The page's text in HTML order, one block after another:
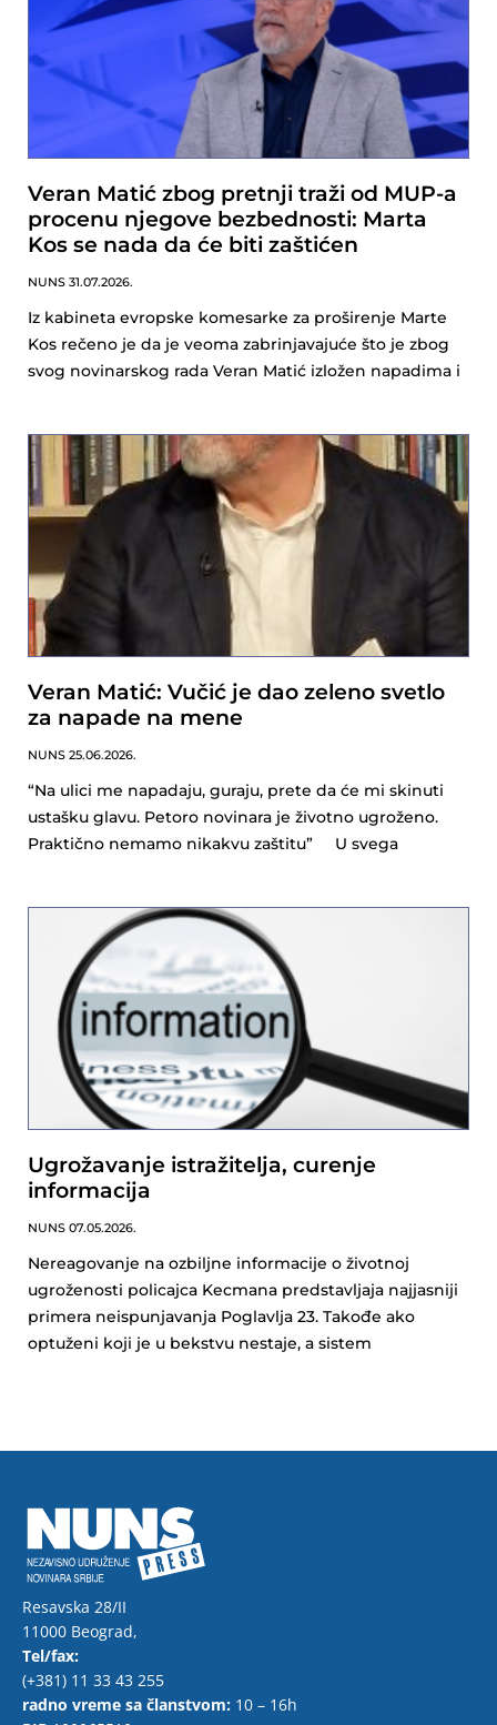
Veran Matić zbog pretnji traži od MUP-a
procenu njegove bezbednosti: Marta
Kos se nada da će biti zaštićen
NUNS 31.07.2026.
Iz kabineta evropske komesarke za proširenje Marte
Kos rečeno je da je veoma zabrinjavajuće što je zbog
svog novinarskog rada Veran Matić izložen napadima i
Veran Matić: Vučić je dao zeleno svetlo
za napade na mene
NUNS 25.06.2026.
“Na ulici me napadaju, guraju, prete da će mi skinuti
ustašku glavu. Petoro novinara je životno ugroženo.
Praktično nemamo nikakvu zaštitu” U svega
Ugrožavanje istražitelja, curenje
informacija
NUNS 07.05.2026.
Nereagovanje na ozbiljne informacije o životnoj
ugroženosti policajca Kecmana predstavljaja najjasniji
primera neispunjavanja Poglavlja 23. Takođe ako
optuženi koji je u bekstvu nestaje, a sistem
Resavska 28/II
11000 Beograd,
Tel/fax:
(+381) 11 33 43 255
radno vreme sa članstvom: 10 – 16h